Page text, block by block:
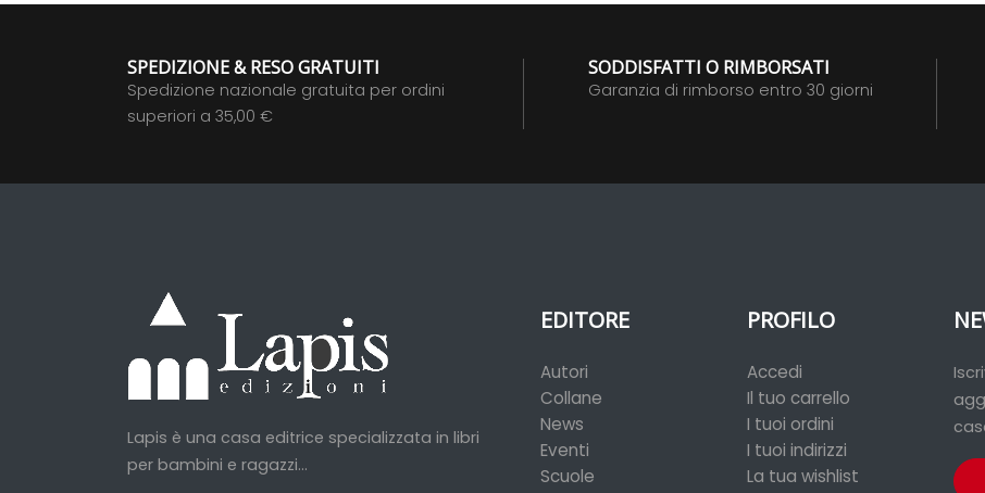
SPEDIZIONE & RESO GRATUITI
Spedizione nazionale gratuita per ordini
superiori a 35,00 €
SODDISFATTI O RIMBORSATI
Garanzia di rimborso entro 30 giorni
Lapis è una casa editrice specializzata in libri
per bambini e ragazzi...
EDITORE
Autori
Collane
News
Eventi
Scuole
PROFILO
Accedi
Il tuo carrello
I tuoi ordini
I tuoi indirizzi
La tua wishlist